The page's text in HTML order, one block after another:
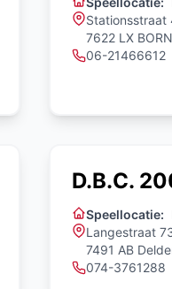
Stationsstraat
7622 LX
06-21466612
D.B.C.
Speellocatie:
Langestraat
7491 AB
074-3761288